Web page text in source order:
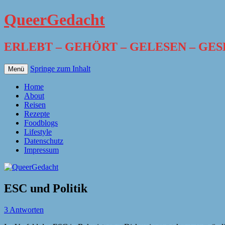
QueerGedacht
ERLEBT – GEHÖRT – GELESEN –
Menü Springe zum Inhalt
Home
About
Reisen
Rezepte
Foodblogs
Lifestyle
Datenschutz
Impressum
ESC und Politik
3 Antworten